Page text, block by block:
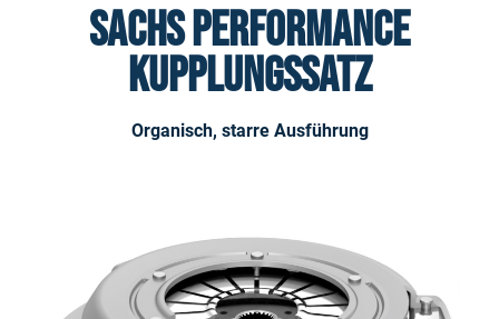
SACHS Performance
KUPPLUNGSSATZ
Organisch, starre Ausführung